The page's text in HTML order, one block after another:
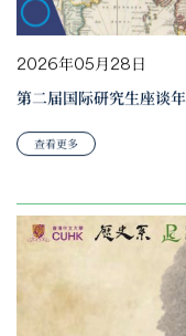
2026年05月28日
第二届国际研究生座谈
查看更多